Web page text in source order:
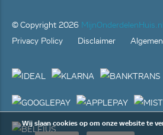
Wij slaan cookies op om onze website te
© Copyright 2026 MijnOnderdelenHuis.nl
Privacy Policy
Disclaimer